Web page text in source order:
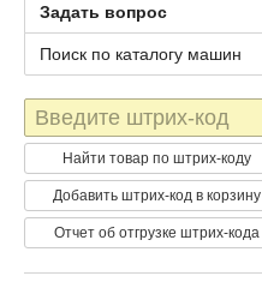
Задать вопрос
Поиск по каталогу машин
Штрих-
код
Найти товар по штрих-коду
Добавить штрих-код в корзину
Отчет об отгрузке штрих-кода